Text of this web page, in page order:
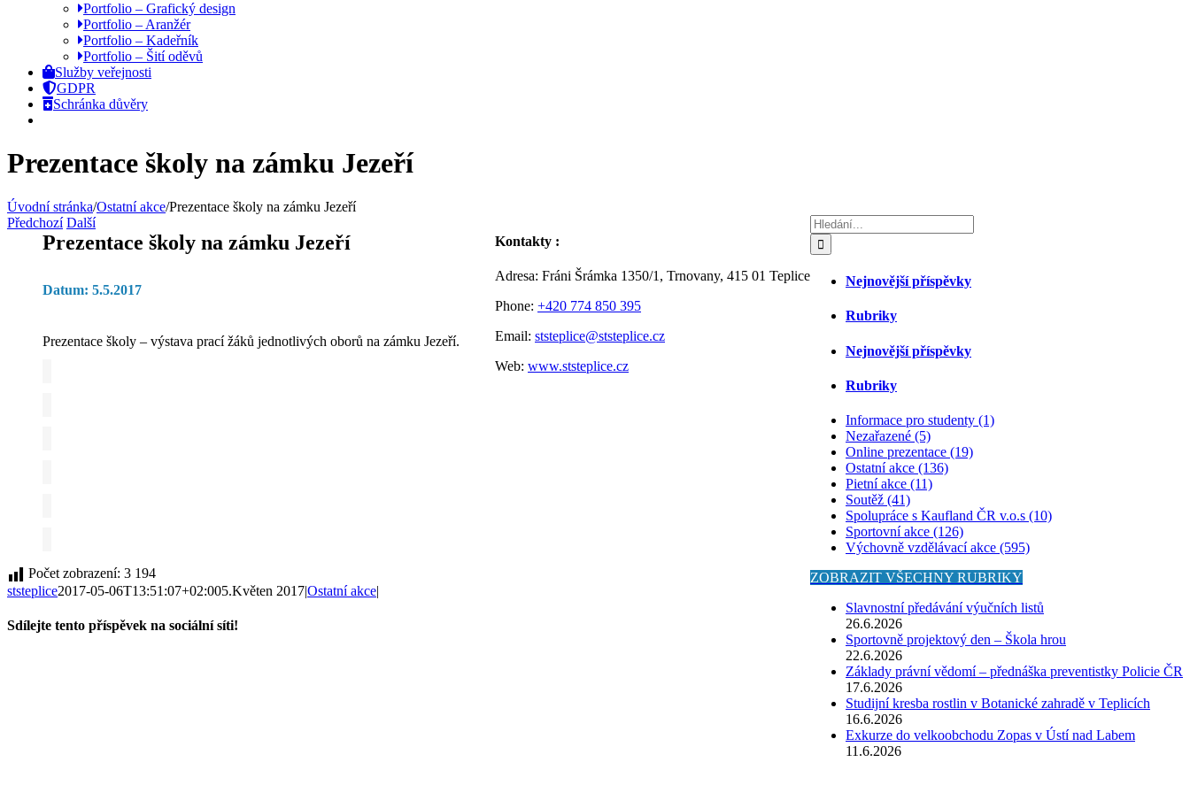
Portfolio – Grafický design
Portfolio – Aranžér
Portfolio – Kadeřník
Portfolio – Šití oděvů
Služby veřejnosti
GDPR
Schránka důvěry
Prezentace školy na zámku Jezeří
Úvodní stránka/Ostatní akce/Prezentace školy na zámku Jezeří
Předchozí Další
Prezentace školy na zámku Jezeří
Datum: 5.5.2017
Prezentace školy – výstava prací žáků jednotlivých oborů na zámku Jezeří.
Počet zobrazení: 3 194
ststeplice2017-05-06T13:51:07+02:005.Květen 2017|Ostatní akce|
Sdílejte tento příspěvek na sociální síti!
Hledat:
Nejnovější příspěvky
Rubriky
Nejnovější příspěvky
Rubriky
Informace pro studenty (1)
Nezařazené (5)
Online prezentace (19)
Ostatní akce (136)
Pietní akce (11)
Soutěž (41)
Spolupráce s Kaufland ČR v.o.s (10)
Sportovní akce (126)
Výchovně vzdělávací akce (595)
ZOBRAZIT VŠECHNY RUBRIKY
Slavnostní předávání výučních listů
26.6.2026
Sportovně projektový den – Škola hrou
22.6.2026
Základy právní vědomí – přednáška preventistky Policie ČR
17.6.2026
Studijní kresba rostlin v Botanické zahradě v Teplicích
16.6.2026
Exkurze do velkoobchodu Zopas v Ústí nad Labem
11.6.2026
Kontakty :
Adresa: Fráni Šrámka 1350/1, Trnovany, 415 01 Teplice
Phone: +420 774 850 395
Email: ststeplice@ststeplice.cz
Web: www.ststeplice.cz